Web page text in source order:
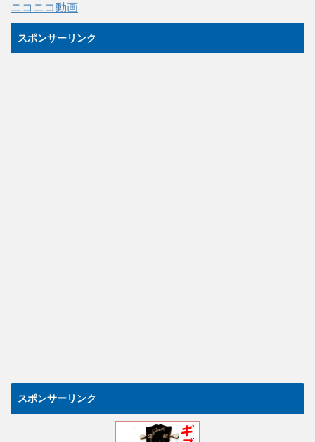
ニコニコ動画
スポンサーリンク
スポンサーリンク